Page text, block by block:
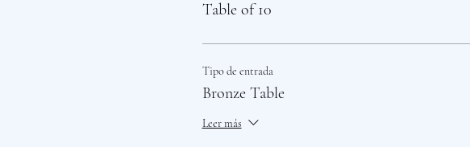
Table of 10
Tipo de entrada
Bronze Table
Leer más